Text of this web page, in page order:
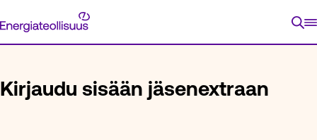
suoraan
Energiateollisuus
ETUSIVU
Kirjaudu sisään jäsenextraan